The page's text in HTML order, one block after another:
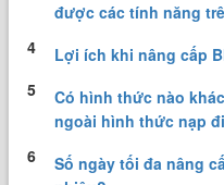
được các tính năng
4
Lợi ích khi nâng cấp
5
Có hình thức nào
ngoài hình thức nạp
6
Số ngày tối đa nâng